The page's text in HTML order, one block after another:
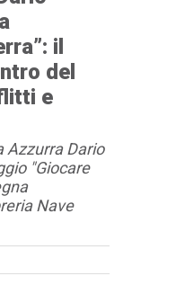
il
del
e
Azzurra Dario
"Giocare
Nave